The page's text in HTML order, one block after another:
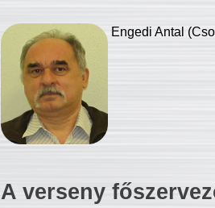
Engedi Antal
A verseny